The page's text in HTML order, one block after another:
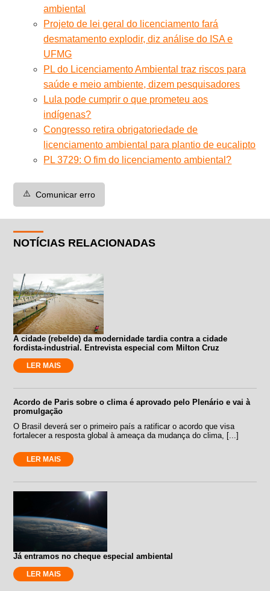
ambiental
Projeto de lei geral do licenciamento fará
desmatamento explodir, diz análise do ISA e
UFMG
PL do Licenciamento Ambiental traz riscos para
saúde e meio ambiente, dizem pesquisadores
Lula pode cumprir o que prometeu aos
indígenas?
Congresso retira obrigatoriedade de
licenciamento ambiental para plantio de eucalipto
PL 3729: O fim do licenciamento ambiental?
⚠️ Comunicar erro
NOTÍCIAS RELACIONADAS
A cidade (rebelde) da modernidade tardia contra a cidade
fordista-industrial. Entrevista especial com Milton Cruz
LER MAIS
Acordo de Paris sobre o clima é aprovado pelo Plenário e vai à
promulgação
O Brasil deverá ser o primeiro país a ratificar o acordo que visa
fortalecer a resposta global à ameaça da mudança do clima, [...]
LER MAIS
Já entramos no cheque especial ambiental
LER MAIS